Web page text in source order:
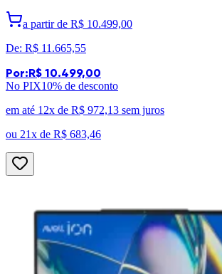
a partir de R$ 10.499,00
De: R$ 11.665,55
Por:R$ 10.499,00
No PIX10% de desconto
em até 12x de R$ 972,13 sem juros
ou 21x de R$ 683,46